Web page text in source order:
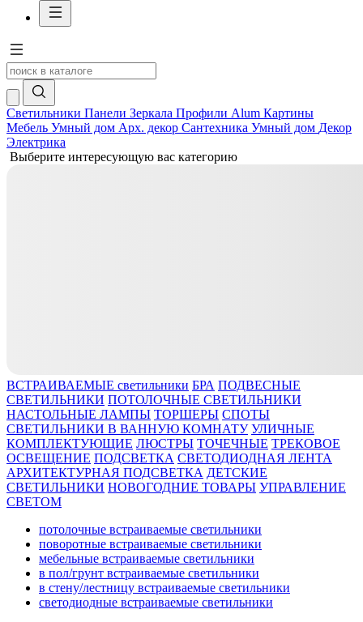
Светильники Панели Зеркала Профили Alum Картины
Мебель Умный дом Арх. декор Сантехника Умный дом Декор
Электрика
Выберите интересующую вас категорию
ВСТРАИВАЕМЫЕ светильники БРА ПОДВЕСНЫЕ
СВЕТИЛЬНИКИ ПОТОЛОЧНЫЕ СВЕТИЛЬНИКИ
НАСТОЛЬНЫЕ ЛАМПЫ ТОРШЕРЫ СПОТЫ
СВЕТИЛЬНИКИ В ВАННУЮ КОМНАТУ УЛИЧНЫЕ
КОМПЛЕКТУЮЩИЕ ЛЮСТРЫ ТОЧЕЧНЫЕ ТРЕКОВОЕ
ОСВЕЩЕНИЕ ПОДСВЕТКА СВЕТОДИОДНАЯ ЛЕНТА
АРХИТЕКТУРНАЯ ПОДСВЕТКА ДЕТСКИЕ
СВЕТИЛЬНИКИ НОВОГОДНИЕ ТОВАРЫ УПРАВЛЕНИЕ
СВЕТОМ
потолочные встраиваемые светильники
поворотные встраиваемые светильники
мебельные встраиваемые светильники
в пол/грунт встраиваемые светильники
в стену/лестницу встраиваемые светильники
светодиодные встраиваемые светильники